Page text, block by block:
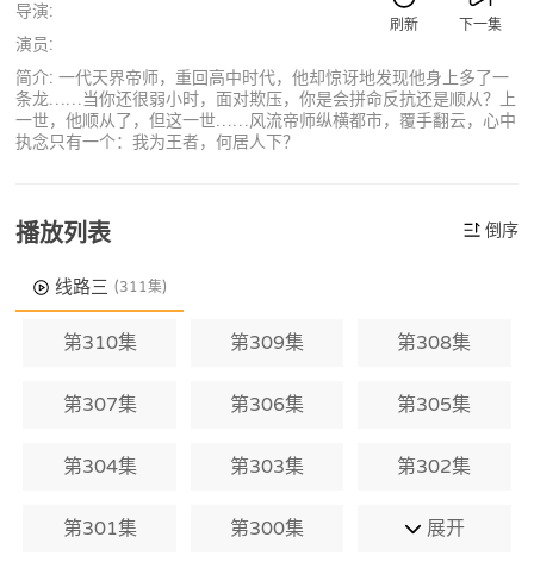
下一集
刷新
导演:
演员:
简介: 一代天界帝师，重回高中时代，他却惊讶地发现他身上多了一
条龙……当你还很弱小时，面对欺压，你是会拼命反抗还是顺从？上
一世，他顺从了，但这一世……风流帝师纵横都市，覆手翻云，心中
执念只有一个：我为王者，何居人下？
播放列表 倒序
线路三 (311集)
第310集 第309集 第308集
第307集 第306集 第305集
第304集 第303集 第302集
第301集 第300集 展开